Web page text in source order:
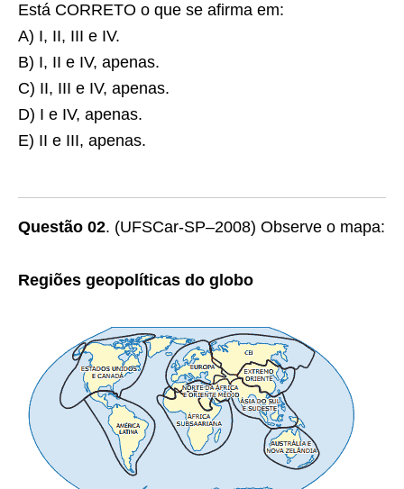
Está CORRETO o que se afirma em:
A) I, II, III e IV.
B) I, II e IV, apenas.
C) II, III e IV, apenas.
D) I e IV, apenas.
E) II e III, apenas.
Questão 02. (UFSCar-SP–2008) Observe o mapa:
Regiões geopolíticas do globo